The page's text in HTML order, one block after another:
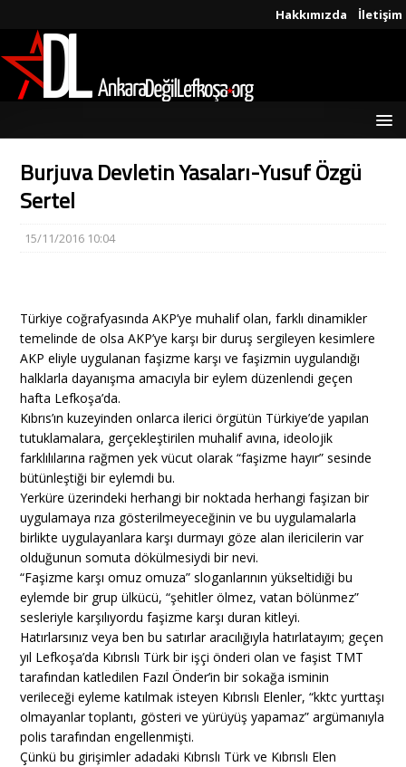
Hakkımızda İletişim
Burjuva Devletin Yasaları-Yusuf Özgü
Sertel
15/11/2016 10:04
Türkiye coğrafyasında AKP’ye muhalif olan, farklı dinamikler
temelinde de olsa AKP’ye karşı bir duruş sergileyen kesimlere
AKP eliyle uygulanan faşizme karşı ve faşizmin uygulandığı
halklarla dayanışma amacıyla bir eylem düzenlendi geçen
hafta Lefkoşa’da.
Kıbrıs’ın kuzeyinden onlarca ilerici örgütün Türkiye’de yapılan
tutuklamalara, gerçekleştirilen muhalif avına, ideolojik
farklılılarına rağmen yek vücut olarak “faşizme hayır” sesinde
bütünleştiği bir eylemdi bu.
Yerküre üzerindeki herhangi bir noktada herhangi faşizan bir
uygulamaya rıza gösterilmeyeceğinin ve bu uygulamalarla
birlikte uygulayanlara karşı durmayı göze alan ilericilerin var
olduğunun somuta dökülmesiydi bir nevi.
“Faşizme karşı omuz omuza” sloganlarının yükseltidiği bu
eylemde bir grup ülkücü, “şehitler ölmez, vatan bölünmez”
sesleriyle karşılıyordu faşizme karşı duran kitleyi.
Hatırlarsınız veya ben bu satırlar aracılığıyla hatırlatayım; geçen
yıl Lefkoşa’da Kıbrıslı Türk bir işçi önderi olan ve faşist TMT
tarafından katledilen Fazıl Önder’in bir sokağa isminin
verileceği eyleme katılmak isteyen Kıbrıslı Elenler, “kktc yurttaşı
olmayanlar toplantı, gösteri ve yürüyüş yapamaz” argümanıyla
polis tarafından engellenmişti.
Çünkü bu girişimler adadaki Kıbrıslı Türk ve Kıbrıslı Elen